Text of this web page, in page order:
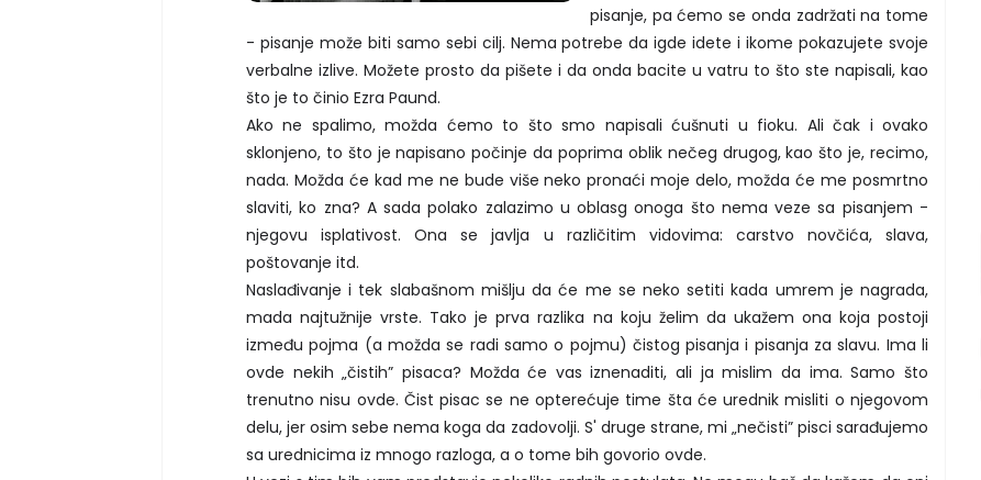
pisanje, pa ćemo se onda zadržati na tome
- pisanje može biti samo sebi cilj. Nema potrebe da igde idete i ikome pokazujete svoje
verbalne izlive. Možete prosto da pišete i da onda bacite u vatru to što ste napisali, kao
što je to činio Ezra Paund.
Ako ne spalimo, možda ćemo to što smo napisali ćušnuti u fioku. Ali čak i ovako
sklonjeno, to što je napisano počinje da poprima oblik nečeg drugog, kao što je, recimo,
nada. Možda će kad me ne bude više neko pronaći moje delo, možda će me posmrtno
slaviti, ko zna? A sada polako zalazimo u oblasg onoga što nema veze sa pisanjem -
njegovu isplativost. Ona se javlja u različitim vidovima: carstvo novčića, slava,
poštovanje itd.
Naslađivanje i tek slabašnom mišlju da će me se neko setiti kada umrem je nagrada,
mada najtužnije vrste. Tako je prva razlika na koju želim da ukažem ona koja postoji
između pojma (a možda se radi samo o pojmu) čistog pisanja i pisanja za slavu. Ima li
ovde nekih „čistih” pisaca? Možda će vas iznenaditi, ali ja mislim da ima. Samo što
trenutno nisu ovde. Čist pisac se ne opterećuje time šta će urednik misliti o njegovom
delu, jer osim sebe nema koga da zadovolji. S' druge strane, mi „nečisti” pisci sarađujemo
sa urednicima iz mnogo razloga, a o tome bih govorio ovde.